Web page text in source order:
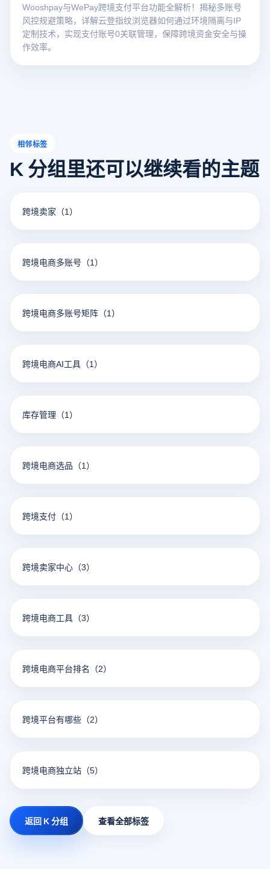
Wooshpay与WePay跨境支付平台功能全解析！揭秘多账号
风控规避策略，详解云登指纹浏览器如何通过环境隔离与IP
定制技术，实现支付账号0关联管理，保障跨境资金安全与操
作效率。
相邻标签
K 分组里还可以继续看的主题
跨境卖家 （1）
跨境电商多账号 （1）
跨境电商多账号矩阵 （1）
跨境电商AI工具 （1）
库存管理 （1）
跨境电商选品 （1）
跨境支付 （1）
跨境卖家中心 （3）
跨境电商工具 （3）
跨境电商平台排名 （2）
跨境平台有哪些 （2）
跨境电商独立站 （5）
返回 K 分组 查看全部标签